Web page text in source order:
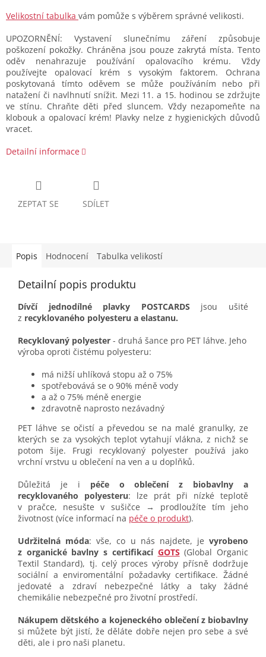
Velikostní tabulka vám pomůže s výběrem správné velikosti.
UPOZORNĚNÍ: Vystavení slunečnímu záření způsobuje
poškození pokožky. Chráněna jsou pouze zakrytá místa. Tento
oděv nenahrazuje používání opalovacího krému. Vždy
používejte opalovací krém s vysokým faktorem. Ochrana
poskytovaná tímto oděvem se může používáním nebo při
natažení či navlhnutí snížit. Mezi 11. a 15. hodinou se zdržujte
ve stínu. Chraňte děti před sluncem. Vždy nezapomeňte na
klobouk a opalovací krém! Plavky nelze z hygienických důvodů
vracet.
Detailní informace
ZEPTAT SE SDÍLET
Popis Hodnocení Tabulka velikostí
Detailní popis produktu
Dívčí jednodílné plavky POSTCARDS jsou ušité
z recyklovaného polyesteru a elastanu.
Recyklovaný polyester - druhá šance pro PET láhve. Jeho
výroba oproti čistému polyesteru:
má nižší uhlíková stopu až o 75%
spotřebovává se o 90% méně vody
a až o 75% méně energie
zdravotně naprosto nezávadný
PET láhve se očistí a převedou se na malé granulky, ze
kterých se za vysokých teplot vytahují vlákna, z nichž se
potom šije. Frugi recyklovaný polyester používá jako
vrchní vrstvu u oblečení na ven a u doplňků.
Důležitá je i péče o oblečení z biobavlny a
recyklovaného polyesteru: lze prát při nízké teplotě
v pračce, nesušte v sušičce → prodloužíte tím jeho
životnost (více informací na péče o produkt).
Udržitelná móda: vše, co u nás najdete, je vyrobeno
z organické bavlny s certifikací GOTS (Global Organic
Textil Standard), tj. celý proces výroby přísně dodržuje
sociální a enviromentální požadavky certifikace. Žádné
jedovaté a zdraví nebezpečné látky a taky žádné
chemikálie nebezpečné pro životní prostředí.
Nákupem dětského a kojeneckého oblečení z biobavlny
si můžete být jistí, že děláte dobře nejen pro sebe a své
děti, ale i pro naši planetu.